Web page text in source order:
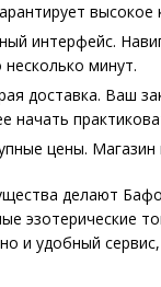
высокое
интерфейс.
несколько минут.
доставка. Ваш
начать
цены. Магазин
делают
эзотерические
и удобный